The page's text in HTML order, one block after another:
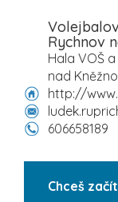
Rychnov
Hala VOŠ a
nad
http://
606658189
Chceš